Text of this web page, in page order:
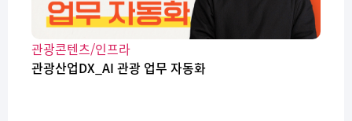
관광콘텐츠/인프라
관광산업DX_AI 관광 업무 자동화